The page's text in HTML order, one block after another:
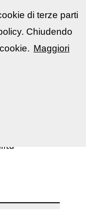
di terze parti
Chiudendo
Maggiori